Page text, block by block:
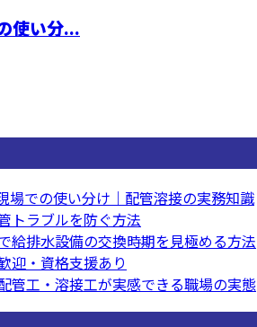
使い分...
場での使い分け｜配管溶接の実務知識
トラブルを防ぐ方法
給排水設備の交換時期を見極める方法
迎・資格支援あり
管工・溶接工が実感できる職場の実態